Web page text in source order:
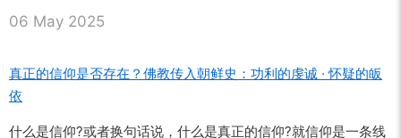
06 May 2025
真正的信仰是否存在？佛教传入朝鲜史：功利的虔诚 · 怀疑的皈
依
什么是信仰?或者换句话说，什么是真正的信仰?就信仰是一条线